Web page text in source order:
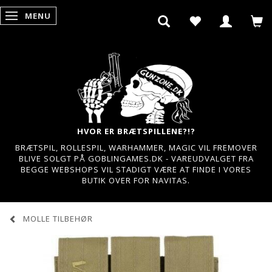
SKIFTE NAVIGATION
MENU
HVOR ER BRÆTSPILLENE?!?
BRÆTSPIL, ROLLESPIL, WARHAMMER, MAGIC VIL FREMOVER
BLIVE SOLGT PÅ GOBLINGAMES.DK - VAREUDVALGET FRA
BEGGE WEBSHOPS VIL STADIGT VÆRE AT FINDE I VORES
BUTIK OVER FOR NAVITAS.
MOLLE TILBEHØR